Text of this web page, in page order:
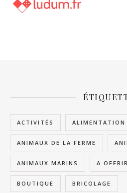
ACTIVITÉS ALIMENTATION
ANIMAUX DE LA FERME
ANIMAUX MARINS A OFFRIR
BOUTIQUE BRICOLAGE